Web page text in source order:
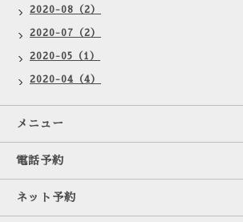
2020-08（2）
2020-07（2）
2020-05（1）
2020-04（4）
メニュー
電話予約
ネット予約